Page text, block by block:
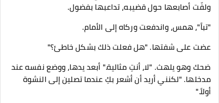
ولفّت أصابعها حول قضيبه، تداعبها بفضول.
"تباً"، همس، ​​واندفعت وركاه إلى الأمام.
عضت على شفتها. "هل فعلت ذلك بشكل خاطئ؟"
ضحك وهو يلهث. "لا، أنتِ مثالية." أبعد يدها، ووضع نفسه عند
مدخلها. "لكنني أريد أن أشعر بكِ عندما تصلين إلى النشوة
أولاً."